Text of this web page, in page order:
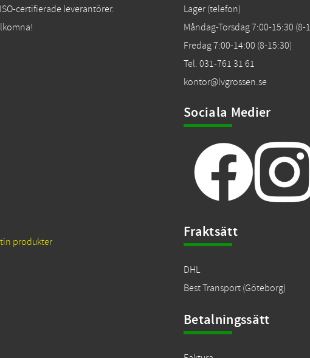
certifierade leverantörer.
Lager (telefon)
Måndag-Torsdag 7:00-15:30 (8-
Fredag 7:00-14:00 (8-15:30)
Tel. 031-761 31 61
kontor@lvgrossen.se
produkter
Sociala Medier
Fraktsätt
DHL
Best Transport (Göteborg)
Betalningssätt